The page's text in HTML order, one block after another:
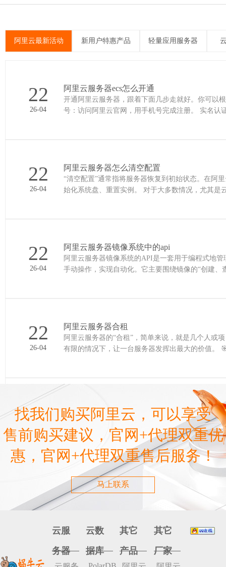
阿里云最新活动 新用户特惠产品 轻量应用服务器
22
26-04
阿里云服务器ecs怎么开通
开通阿里云服务器，跟着下面几步走就好。你可以根据自己的
号：访问阿里云官网，用手机号完成注册。 实名认证：这是购买国内资源的必备条件。个人用户建议通过支付宝扫码快
22
26-04
阿里云服务器怎么清空配置
“清空配置”通常指将服务器恢复到初始状态。在阿
始化系统盘、重置实例。 对于大多数情况，尤其是云服务器ECS，最常用且推荐的方法是更换操作系统。 🛠️核心操作速
22
26-04
阿里云服务器镜像系统中的api
阿里云服务器镜像系统的API是一套用于编程式地
手动操作，实现自动化。它主要围绕镜像的“创建、查询、管理、
22
26-04
阿里云服务器合租
阿里云服务器的“合租”，简单来说，就是几个人或
有限的情况下，让一台服务器发挥出最大的价值。 🎯两大主流合租方案对比 在动手前，可以先通过下面这个表格快速了
22
26-04
阿里云服务器和本地虚拟机区别在哪里
阿里云服务器和本地虚拟机，就像是租用云端的“
以调整房间大小，按需付费；后者虽然自由，但水
的具体区别。 对比维……
22
26-04
域名备案接入阿里云服务器失败怎么办
域名备案接入阿里云失败，别担心，这通常不是大
阿里云服务器备案码在哪申请的
找我们购买阿里云，可以享受
售前购买建议，官网+代理双重优
惠，官网+代理双重售后服务！
马上联系
云服
务器
云数
据库
其它
产品
其它
厂家